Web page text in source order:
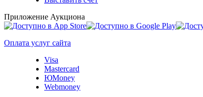
Приложение Аукциона
Оплата услуг сайта
Visa
Mastercard
ЮMoney
Webmoney